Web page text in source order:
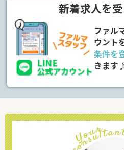
新着求人を
ファル
ウント
条件を
きます♪